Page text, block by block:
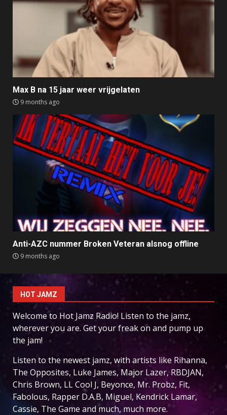
Max B na 15 jaar weer vrijgelaten
9 months ago
Anti-AZC nummer Broken Veteran alsnog offline
9 months ago
HOT JAMZ
Welcome to Hot Jamz Radio! Listen to the jamz,
wherever you are. Get your freak on and pump up
the jam!
Listen to the newest jamz, with artists like Rihanna,
The Opposites, Luke James, Major Lazer, RBDJAN,
Chris Brown, LL Cool J, Beyonce, Mr. Probz, Fit,
Fabolous, Rapper D.A.B, Miguel, Kendrick Lamar,
Cassie, The Game and much, much more.